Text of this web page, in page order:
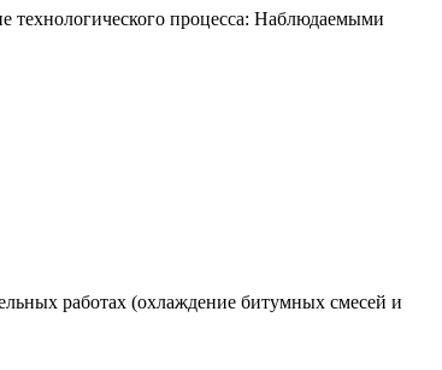
технологического процесса: Наблюдаемыми
работах (охлаждение битумных смесей и